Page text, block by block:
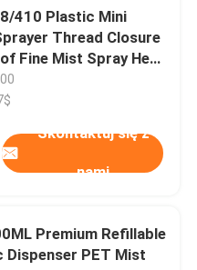
balsamu
410 Plastic Mini
Thread Closure
Fine Mist Spray Head
czyszczenie
Skontaktuj się z
nami
Premium Refillable
Dispenser PET Mist